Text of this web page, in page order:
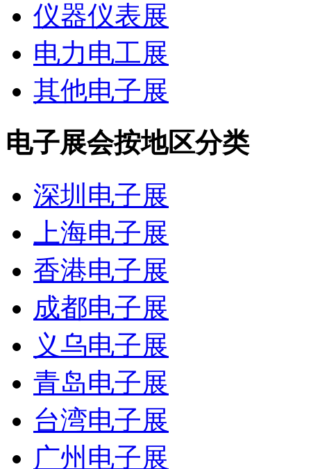
仪器仪表展
电力电工展
其他电子展
电子展会按地区分类
深圳电子展
上海电子展
香港电子展
成都电子展
义乌电子展
青岛电子展
台湾电子展
广州电子展